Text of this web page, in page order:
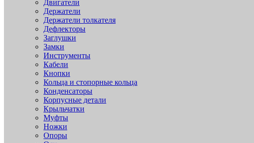
Двигатели
Держатели
Держатели толкателя
Дефлекторы
Заглушки
Замки
Инструменты
Кабели
Кнопки
Кольца и стопорные кольца
Конденсаторы
Корпусные детали
Крыльчатки
Муфты
Ножки
Опоры